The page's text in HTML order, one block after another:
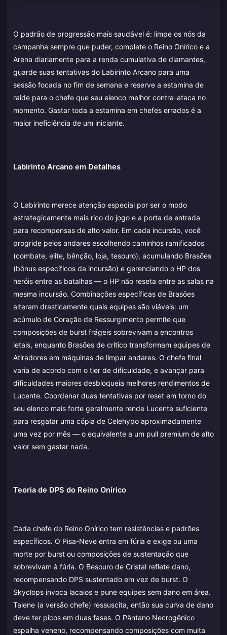
O padrão de progressão mais saudável é: limpe os nós da
campanha sempre que puder, complete o Reino Onírico e a
Arena diariamente para a renda cumulativa de diamantes,
guarde suas tentativas do Labirinto Arcano para uma
sessão focada no fim de semana e reserve a estamina de
raide para o chefe que seu elenco melhor contra-ataca no
momento. Gastar toda a estamina em chefes errados é a
maior ineficiência de um iniciante.
Labirinto Arcano em Detalhes
O Labirinto merece atenção especial por ser o modo
estrategicamente mais rico do jogo e a porta de entrada
para recompensas de alto valor. Em cada incursão, você
progride pelos andares escolhendo caminhos ramificados
(combate, elite, bênção, loja, tesouro), acumulando Brasões
(bônus específicos da incursão) e gerenciando o HP dos
heróis entre as batalhas — o HP não reseta entre as salas na
mesma incursão. Combinações específicas de Brasões
alteram drasticamente quais equipes são viáveis: um
acúmulo de Coração de Ressurgimento permite que
composições de burst frágeis sobrevivam a encontros
letais, enquanto Brasões de crítico transformam equipes de
Atiradores em máquinas de limpar andares. O chefe final
varia de acordo com o tier de dificuldade, e avançar para
dificuldades maiores desbloqueia melhores rendimentos de
Lucente. Coordenar duas tentativas por reset em torno do
seu elenco mais forte geralmente rende Lucente suficiente
para resgatar uma cópia de Celehypo aproximadamente
uma vez por mês — o equivalente a um pull premium de alto
valor sem gastar nada.
Teoria de DPS do Reino Onírico
Cada chefe do Reino Onírico tem resistências e padrões
específicos. O Pisa-Neve entra em fúria e exige ou uma
morte por burst ou composições de sustentação que
sobrevivam à fúria. O Besouro de Cristal reflete dano,
recompensando DPS sustentado em vez de burst. O
Skyclops invoca lacaios e pune equipes sem dano em área.
Talene (a versão chefe) ressuscita, então sua curva de dano
deve ter picos em duas fases. O Pântano Necrogênico
espalha veneno, recompensando composições com muita